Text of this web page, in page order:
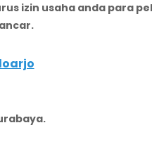
izin usaha anda para